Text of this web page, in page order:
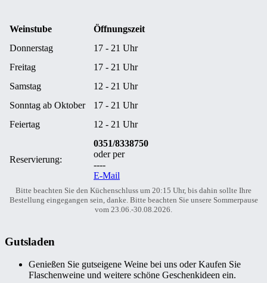
Weinstube
Öffnungszeit
Donnerstag
17 - 21 Uhr
Freitag
17 - 21 Uhr
Samstag
12 - 21 Uhr
Sonntag ab Oktober
17 - 21 Uhr
Feiertag
12 - 21 Uhr
Reservierung:
0351/8338750
oder per
----
E-Mail
Bitte beachten Sie den Küchenschluss um 20:15 Uhr, bis dahin sollte Ihre
Bestellung eingegangen sein, danke. Bitte beachten Sie unsere Sommerpause
vom 23.06.-30.08.2026.
Gutsladen
Genießen Sie gutseigene Weine bei uns oder Kaufen Sie
Flaschenweine und weitere schöne Geschenkideen ein.